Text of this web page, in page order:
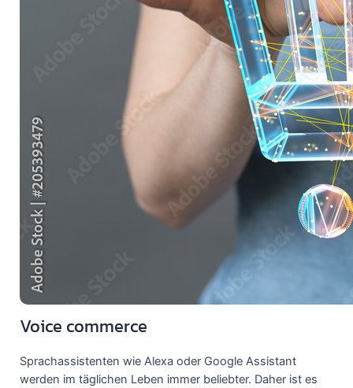
Voice commerce
Sprachassistenten wie Alexa oder Google Assistant
werden im täglichen Leben immer beliebter. Daher ist es